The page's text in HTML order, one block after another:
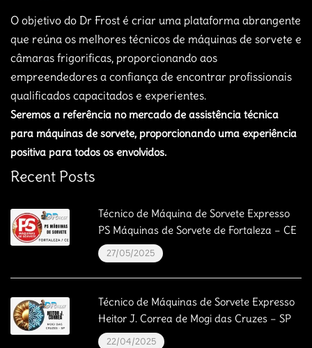
O objetivo do Dr Frost é criar uma plataforma abrangente
que reúna os melhores técnicos de máquinas de sorvete e
câmaras frigorificas, proporcionando aos
empreendedores a confiança de encontrar profissionais
qualificados capacitados e experientes.
Seremos a referência no mercado de assistência técnica
para máquinas de sorvete, proporcionando uma experiência
positiva para todos os envolvidos.
Recent Posts
Técnico de Máquina de Sorvete Expresso
PS Máquinas de Sorvete de Fortaleza – CE
27/05/2025
Técnico de Máquinas de Sorvete Expresso
Heitor J. Correa de Mogi das Cruzes – SP
22/04/2025